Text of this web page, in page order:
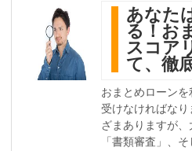
あなた
る！お
スコア
て、徹
おまとめローン
受けなければなり
ざまありますが、
「書類審査」、